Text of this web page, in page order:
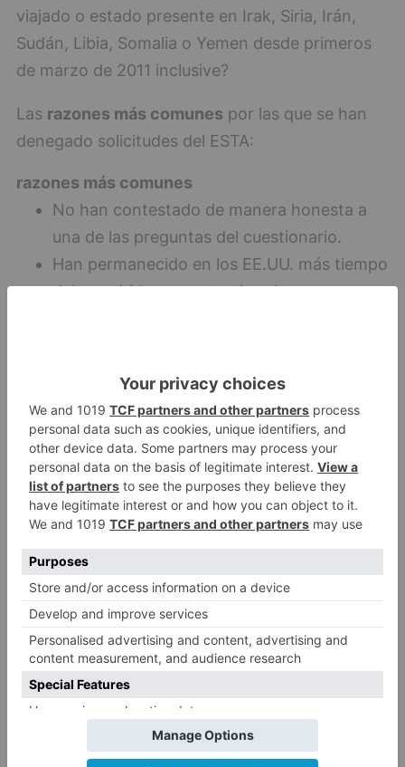
viajado o estado presente en Irak, Siria, Irán,
Sudán, Libia, Somalia o Yemen desde primeros
de marzo de 2011 inclusive?
Las razones más comunes por las que se han
denegado solicitudes del ESTA:
razones más comunes
No han contestado de manera honesta a
una de las preguntas del cuestionario.
Han permanecido en los EE.UU. más tiempo
del permitido para este tipo de
los EE.UU. en el pasado.
solicitud ha sido denunciado como perdido
o robado.
Están trabajando de manera ilegal en los
EE.UU.
No han contestado de manera honesta a una
de las preguntas del cuestionario.
Han permanecido en los EE.UU. más tiempo
del permitido para este tipo de autorización.
Se ha negado la entrada o un visado para los
EE.UU. en el pasado.
El número de pasaporte utilizado en la
solicitud ha sido denunciado como perdido o